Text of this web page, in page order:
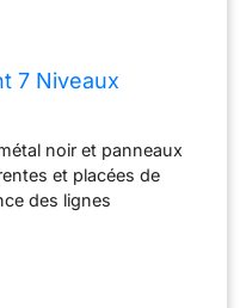
7 Niveaux
noir et panneaux
et placées de
des lignes
Simple et épurée,
: bouquins,